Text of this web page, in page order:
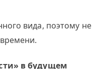
вида, поэтому не
в будущем